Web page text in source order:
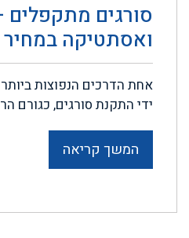
סורגים מתקפלים
ואסתטיקה
אחת הדרכים הנפוצות
ידי התקנת סורגים, כגורם
המשך קריאה